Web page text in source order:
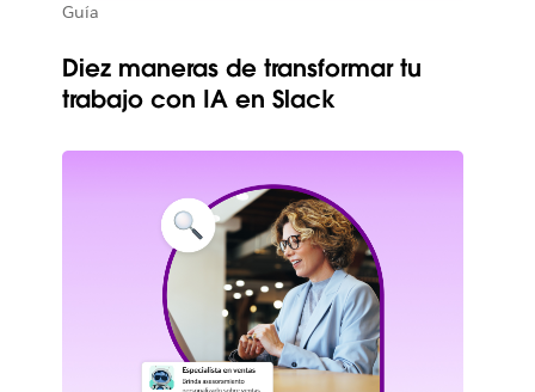
Guía
Diez maneras de transformar tu
trabajo con IA en Slack